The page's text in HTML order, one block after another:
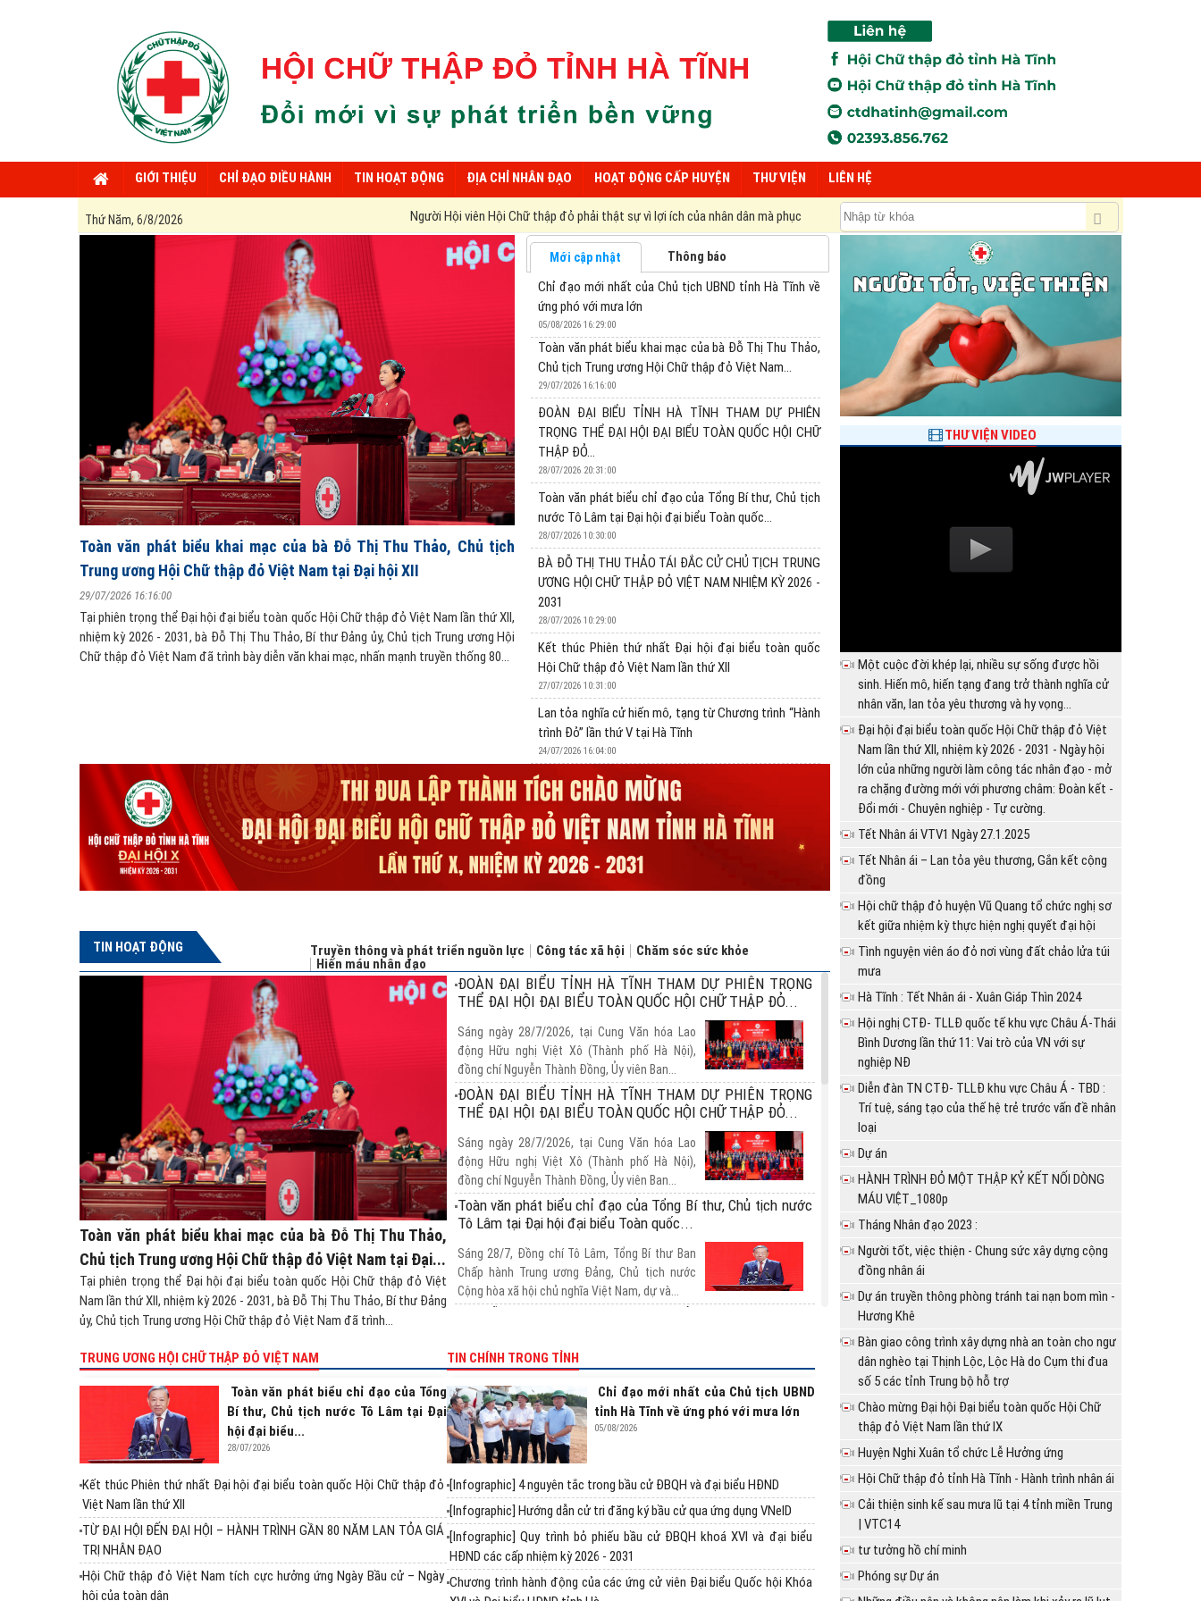
GIỚI THIỆU CHỈ ĐẠO ĐIỀU HÀNH TIN HOẠT ĐỘNG ĐỊA CHỈ NHÂN ĐẠO HOẠT ĐỘNG CẤP HUYỆN THƯ VIỆN LIÊN HỆ
Thứ Năm, 6/8/2026 Người Hội viên Hội Chữ thập đỏ phải thật sự vì lợi ích của nhân dân mà phục vụ, không nên thiên về hình thức, tránh thái độ ban ơn
Toàn văn phát biểu khai mạc của bà Đỗ Thị Thu Thảo, Chủ tịch
Trung ương Hội Chữ thập đỏ Việt Nam tại Đại hội XII
29/07/2026 16:16:00
Tại phiên trọng thể Đại hội đại biểu toàn quốc Hội Chữ thập đỏ Việt Nam lần thứ XII,
nhiệm kỳ 2026 - 2031, bà Đỗ Thị Thu Thảo, Bí thư Đảng ủy, Chủ tịch Trung ương Hội
Chữ thập đỏ Việt Nam đã trình bày diễn văn khai mạc, nhấn mạnh truyền thống 80...
ĐOÀN ĐẠI BIỂU TỈNH HÀ TĨNH THAM DỰ PHIÊN TRỌNG THỂ ĐẠI
HỘI ĐẠI BIỂU TOÀN QUỐC HỘI CHỮ THẬP ĐỎ VIỆT NAM LẦN THỨ
28/07/2026 20:31:00
Sáng ngày 28/7/2026, tại Cung Văn hóa Lao động Hữu nghị Việt Xô (Thành phố Hà
Nội), đồng chí Nguyễn Thành Đồng, Ủy viên Ban Thường vụ Tỉnh ủy, Chủ tịch Ủy ban
MTTQ Việt Nam tỉnh và đồng chí Nguyễn Thị Nguyệt, Tỉnh ủy viên, Phó Chủ tịch
UBND tỉnh,...
Toàn văn phát biểu chỉ đạo của
tại Đại hội đại biểu Toàn quốc lần thứ
thể Đại hội đại biểu toàn quốc Hội Chữ thập đỏ
-...
Mới cập nhật Thông báo
Chỉ đạo mới nhất của Chủ tịch UBND tỉnh Hà Tĩnh về
ứng phó với mưa lớn
05/08/2026 16:29:00
Toàn văn phát biểu khai mạc của bà Đỗ Thị Thu Thảo,
Chủ tịch Trung ương Hội Chữ thập đỏ Việt Nam...
29/07/2026 16:16:00
ĐOÀN ĐẠI BIỂU TỈNH HÀ TĨNH THAM DỰ PHIÊN
TRỌNG THỂ ĐẠI HỘI ĐẠI BIỂU TOÀN QUỐC HỘI CHỮ
THẬP ĐỎ...
28/07/2026 20:31:00
Toàn văn phát biểu chỉ đạo của Tổng Bí thư, Chủ tịch
nước Tô Lâm tại Đại hội đại biểu Toàn quốc...
28/07/2026 10:30:00
BÀ ĐỖ THỊ THU THẢO TÁI ĐẮC CỬ CHỦ TỊCH TRUNG
ƯƠNG HỘI CHỮ THẬP ĐỎ VIỆT NAM NHIỆM KỲ 2026 -
2031
28/07/2026 10:29:00
Kết thúc Phiên thứ nhất Đại hội đại biểu toàn quốc
Hội Chữ thập đỏ Việt Nam lần thứ XII
27/07/2026 10:31:00
Lan tỏa nghĩa cử hiến mô, tạng từ Chương trình “Hành
trình Đỏ” lần thứ V tại Hà Tĩnh
24/07/2026 16:04:00
TIN HOẠT ĐỘNG Truyền thông và phát triển nguồn lực Công tác xã hội
Chăm sóc sức khỏe
Hiến máu nhân đạo
Toàn văn phát biểu khai mạc của bà Đỗ Thị Thu Thảo,
Chủ tịch Trung ương Hội Chữ thập đỏ Việt Nam tại Đại...
Tại phiên trọng thể Đại hội đại biểu toàn quốc Hội Chữ thập đỏ Việt
Nam lần thứ XII, nhiệm kỳ 2026 - 2031, bà Đỗ Thị Thu Thảo, Bí thư Đảng
ủy, Chủ tịch Trung ương Hội Chữ thập đỏ Việt Nam đã trình...
ĐOÀN ĐẠI BIỂU TỈNH HÀ TĨNH THAM DỰ PHIÊN TRỌNG
THỂ ĐẠI HỘI ĐẠI BIỂU TOÀN QUỐC HỘI CHỮ THẬP ĐỎ...
Sáng ngày 28/7/2026, tại Cung Văn hóa Lao
động Hữu nghị Việt Xô (Thành phố Hà Nội),
đồng chí Nguyễn Thành Đồng, Ủy viên Ban...
ĐOÀN ĐẠI BIỂU TỈNH HÀ TĨNH THAM DỰ PHIÊN TRỌNG
THỂ ĐẠI HỘI ĐẠI BIỂU TOÀN QUỐC HỘI CHỮ THẬP ĐỎ...
Sáng ngày 28/7/2026, tại Cung Văn hóa Lao
động Hữu nghị Việt Xô (Thành phố Hà Nội),
đồng chí Nguyễn Thành Đồng, Ủy viên Ban...
Toàn văn phát biểu chỉ đạo của Tổng Bí thư, Chủ tịch nước
Tô Lâm tại Đại hội đại biểu Toàn quốc...
Sáng 28/7, Đồng chí Tô Lâm, Tổng Bí thư Ban
Chấp hành Trung ương Đảng, Chủ tịch nước
Cộng hòa xã hội chủ nghĩa Việt Nam, dự và...
Sáng 28/7, Đại hội đại biểu toàn quốc Hội Chữ
thập đỏ Việt Nam lần thứ XII, nhiệm kỳ 2026 -
2031 tổ chức phiên trọng thể, với...
Kết thúc Phiên thứ nhất Đại hội đại biểu toàn quốc Hội Chữ
thập đỏ Việt Nam lần thứ XII
nghị Việt Xô (Hà Nội) đã diễn ra Phiên thứ nhất
Đại hội đại biểu toàn quốc lần thứ...
Lan tỏa nghĩa cử hiến mô, tạng từ Chương trình “Hành trình
Đỏ” lần thứ V tại Hà Tĩnh
Trong khuôn khổ Chương trình “Hành trình Đỏ”
TRUNG ƯƠNG HỘI CHỮ THẬP ĐỎ VIỆT NAM
Toàn văn phát biểu chỉ đạo của Tổng
Bí thư, Chủ tịch nước Tô Lâm tại Đại
hội đại biểu...
28/07/2026
Kết thúc Phiên thứ nhất Đại hội đại biểu toàn quốc Hội Chữ thập đỏ
Việt Nam lần thứ XII
TỪ ĐẠI HỘI ĐẾN ĐẠI HỘI – HÀNH TRÌNH GẦN 80 NĂM LAN TỎA GIÁ
TRỊ NHÂN ĐẠO
Hội Chữ thập đỏ Việt Nam tích cực hưởng ứng Ngày Bầu cử – Ngày
hội của toàn dân
TIN CHÍNH TRONG TỈNH
Chỉ đạo mới nhất của Chủ tịch UBND
tỉnh Hà Tĩnh về ứng phó với mưa lớn
05/08/2026
[Infographic] 4 nguyên tắc trong bầu cử ĐBQH và đại biểu HĐND
[Infographic] Hướng dẫn cử tri đăng ký bầu cử qua ứng dụng VNeID
[Infographic] Quy trình bỏ phiếu bầu cử ĐBQH khoá XVI và đại biểu
HĐND các cấp nhiệm kỳ 2026 - 2031
Chương trình hành động của các ứng cử viên Đại biểu Quốc hội Khóa
THƯ VIỆN VIDEO
Một cuộc đời khép lại, nhiều sự sống được hồi
sinh. Hiến mô, hiến tạng đang trở thành nghĩa cử
nhân văn, lan tỏa yêu thương và hy vọng...
Đại hội đại biểu toàn quốc Hội Chữ thập đỏ Việt
Nam lần thứ XII, nhiệm kỳ 2026 - 2031 - Ngày hội
lớn của những người làm công tác nhân đạo - mở
ra chặng đường mới với phương châm: Đoàn kết -
Đổi mới - Chuyên nghiệp - Tự cường.
Tết Nhân ái VTV1 Ngày 27.1.2025
Tết Nhân ái – Lan tỏa yêu thương, Gắn kết cộng
đồng
Hội chữ thập đỏ huyện Vũ Quang tổ chức nghị sơ
kết giữa nhiệm kỳ thực hiện nghị quyết đại hội
Tình nguyện viên áo đỏ nơi vùng đất chảo lửa túi
mưa
Hà Tĩnh : Tết Nhân ái - Xuân Giáp Thìn 2024
Hội nghị CTĐ- TLLĐ quốc tế khu vực Châu Á-Thái
Bình Dương lần thứ 11: Vai trò của VN với sự
nghiệp NĐ
Diễn đàn TN CTĐ- TLLĐ khu vực Châu Á - TBD :
Trí tuệ, sáng tạo của thế hệ trẻ trước vấn đề nhân
loại
Dự án
HÀNH TRÌNH ĐỎ MỘT THẬP KỶ KẾT NỐI DÒNG
MÁU VIỆT_1080p
Tháng Nhân đạo 2023 :
Người tốt, việc thiện - Chung sức xây dựng cộng
đồng nhân ái
Dự án truyền thông phòng tránh tai nạn bom mìn -
Hương Khê
Bàn giao công trình xây dựng nhà an toàn cho ngư
dân nghèo tại Thịnh Lộc, Lộc Hà do Cụm thi đua
số 5 các tỉnh Trung bộ hỗ trợ
Chào mừng Đại hội Đại biểu toàn quốc Hội Chữ
thập đỏ Việt Nam lần thứ IX
Huyện Nghi Xuân tổ chức Lễ Hưởng ứng
Hội Chữ thập đỏ tỉnh Hà Tĩnh - Hành trình nhân ái
Cải thiện sinh kế sau mưa lũ tại 4 tỉnh miền Trung
| VTC14
tư tưởng hồ chí minh
Phóng sự Dự án